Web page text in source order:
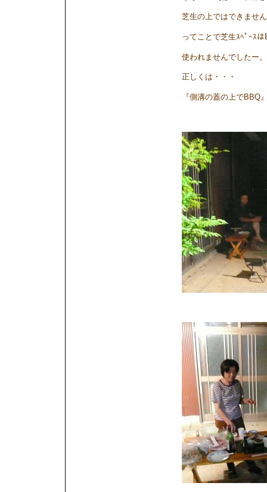
芝生の上ではできませ
ってことで芝生ｽﾍﾟｰｽ
使われませんでしたー
正しくは・・・
『側溝の蓋の上でBBQ